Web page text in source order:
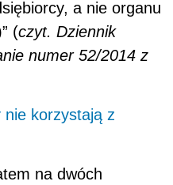
a nie organu
(czyt. Dziennik
numer 52/2014 z
nie korzystają z
na dwóch